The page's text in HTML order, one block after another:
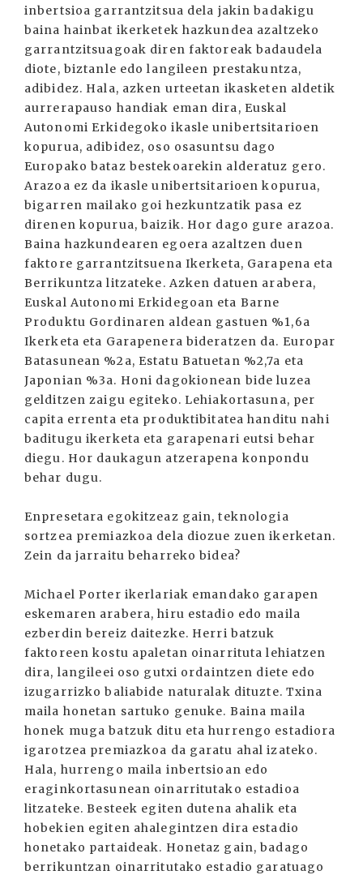
inbertsioa garrantzitsua dela jakin badakigu
baina hainbat ikerketek hazkundea azaltzeko
garrantzitsuagoak diren faktoreak badaudela
diote, biztanle edo langileen prestakuntza,
adibidez. Hala, azken urteetan ikasketen aldetik
aurrerapauso handiak eman dira, Euskal
Autonomi Erkidegoko ikasle unibertsitarioen
kopurua, adibidez, oso osasuntsu dago
Europako bataz bestekoarekin alderatuz gero.
Arazoa ez da ikasle unibertsitarioen kopurua,
bigarren mailako goi hezkuntzatik pasa ez
direnen kopurua, baizik. Hor dago gure arazoa.
Baina hazkundearen egoera azaltzen duen
faktore garrantzitsuena Ikerketa, Garapena eta
Berrikuntza litzateke. Azken datuen arabera,
Euskal Autonomi Erkidegoan eta Barne
Produktu Gordinaren aldean gastuen %1,6a
Ikerketa eta Garapenera bideratzen da. Europar
Batasunean %2a, Estatu Batuetan %2,7a eta
Japonian %3a. Honi dagokionean bide luzea
gelditzen zaigu egiteko. Lehiakortasuna, per
capita errenta eta produktibitatea handitu nahi
baditugu ikerketa eta garapenari eutsi behar
diegu. Hor daukagun atzerapena konpondu
behar dugu.
Enpresetara egokitzeaz gain, teknologia
sortzea premiazkoa dela diozue zuen ikerketan.
Zein da jarraitu beharreko bidea?
Michael Porter ikerlariak emandako garapen
eskemaren arabera, hiru estadio edo maila
ezberdin bereiz daitezke. Herri batzuk
faktoreen kostu apaletan oinarrituta lehiatzen
dira, langileei oso gutxi ordaintzen diete edo
izugarrizko baliabide naturalak dituzte. Txina
maila honetan sartuko genuke. Baina maila
honek muga batzuk ditu eta hurrengo estadiora
igarotzea premiazkoa da garatu ahal izateko.
Hala, hurrengo maila inbertsioan edo
eraginkortasunean oinarritutako estadioa
litzateke. Besteek egiten dutena ahalik eta
hobekien egiten ahalegintzen dira estadio
honetako partaideak. Honetaz gain, badago
berrikuntzan oinarritutako estadio garatuago